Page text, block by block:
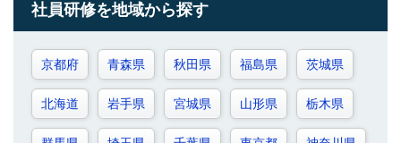
社員研修を地域から探す
京都府 青森県 秋田県 福島県 茨城県
北海道 岩手県 宮城県 山形県 栃木県